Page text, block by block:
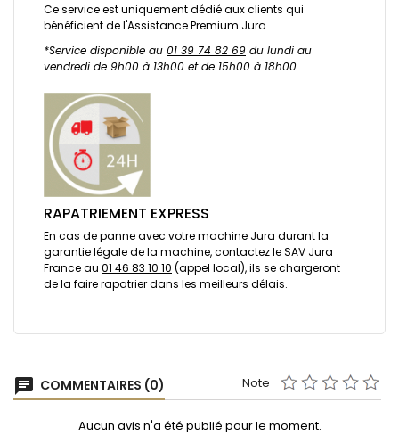
Ce service est uniquement dédié aux clients qui
bénéficient de l'Assistance Premium Jura.
*Service disponible au 01 39 74 82 69 du lundi au
vendredi de 9h00 à 13h00 et de 15h00 à 18h00.
RAPATRIEMENT EXPRESS
En cas de panne avec votre machine Jura durant la
garantie légale de la machine, contactez le SAV Jura
France au 01 46 83 10 10 (appel local), ils se chargeront
de la faire rapatrier dans les meilleurs délais.
chat COMMENTAIRES (0) Note
Aucun avis n'a été publié pour le moment.